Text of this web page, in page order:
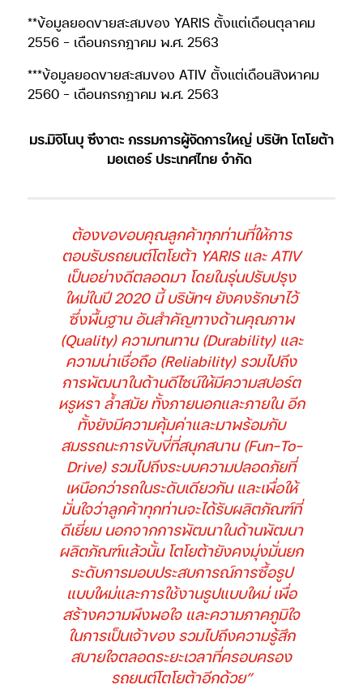
**ข้อมูลยอดขายสะสมของ YARIS ตั้งแต่เดือนตุลาคม
2556 – เดือนกรกฎาคม พ.ศ. 2563
***ข้อมูลยอดขายสะสมของ ATIV ตั้งแต่เดือนสิงหาคม
2560 – เดือนกรกฎาคม พ.ศ. 2563
มร.มิจิโนบุ ซึงาตะ กรรมการผู้จัดการใหญ่ บริษัท โตโยต้า
มอเตอร์ ประเทศไทย จำกัด
ต้องขอขอบคุณลูกค้าทุกท่านที่ให้การ
ตอบรับรถยนต์โตโยต้า YARIS และ ATIV
เป็นอย่างดีตลอดมา โดยในรุ่นปรับปรุง
ใหม่ในปี 2020 นี้ บริษัทฯ ยังคงรักษาไว้
ซึ่งพื้นฐาน อันสำคัญทางด้านคุณภาพ
(Quality) ความทนทาน (Durability) และ
ความน่าเชื่อถือ (Reliability) รวมไปถึง
การพัฒนาในด้านดีไซน์ให้มีความสปอร์ต
หรูหรา ล้ำสมัย ทั้งภายนอกและภายใน อีก
ทั้งยังมีความคุ้มค่าและมาพร้อมกับ
สมรรถนะการขับขี่ที่สนุกสนาน (Fun-To-
Drive) รวมไปถึงระบบความปลอดภัยที่
เหนือกว่ารถในระดับเดียวกัน และเพื่อให้
มั่นใจว่าลูกค้าทุกท่านจะได้รับผลิตภัณฑ์ที่
ดีเยี่ยม นอกจากการพัฒนาในด้านพัฒนา
ผลิตภัณฑ์แล้วนั้น โตโยต้ายังคงมุ่งมั่นยก
ระดับการมอบประสบการณ์การซื้อรูป
แบบใหม่และการใช้งานรูปแบบใหม่ เพื่อ
สร้างความพึงพอใจ และความภาคภูมิใจ
ในการเป็นเจ้าของ รวมไปถึงความรู้สึก
สบายใจตลอดระยะเวลาที่ครอบครอง
รถยนต์โตโยต้าอีกด้วย”